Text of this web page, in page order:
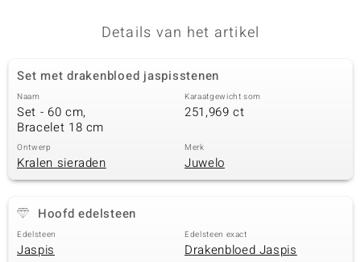
Details van het artikel
Set met drakenbloed jaspisstenen
Naam
Set - 60 cm,
Bracelet 18 cm
Karaatgewicht som
251,969 ct
Ontwerp
Kralen sieraden
Merk
Juwelo
Hoofd edelsteen
Edelsteen
Jaspis
Edelsteen exact
Drakenbloed Jaspis